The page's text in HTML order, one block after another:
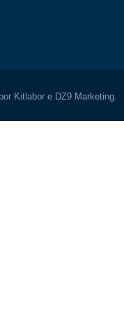
Kitlabor e DZ9 Marketing.